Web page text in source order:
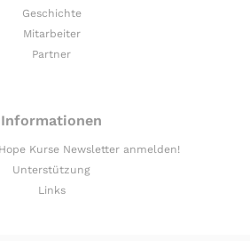
Geschichte
Mitarbeiter
Partner
Informationen
Kurse Newsletter anmelden!
Unterstützung
Links